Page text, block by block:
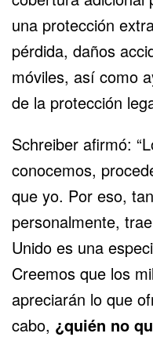
una protección
pérdida, daños
móviles, así como
de la protección
Schreiber afirmó:
conocemos,
que yo. Por eso,
personalmente,
Unido es una
Creemos que los
apreciarán lo que
cabo, ¿quién no